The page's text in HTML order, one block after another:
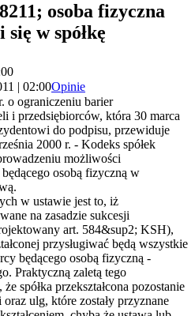
osoba fizyczna
się w spółkę
| 02:00Opinie
o ograniczeniu barier
i przedsiębiorców, która 30 marca
do podpisu, przewiduje
2000 r. - Kodeks spółek
możliwości
osobą fizyczną w
w ustawie jest to, iż
na zasadzie sukcesji
art. 584&sup2; KSH),
przysługiwać będą wszystkie
będącego osobą fizyczną -
Praktyczną zaletą tego
spółka przekształcona pozostanie
ulg, które zostały przyznane